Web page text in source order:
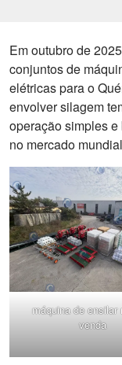
Em outubro de
conjuntos de
elétricas para o
envolver silagem
operação simples
no mercado
máquina de ensilar
venda